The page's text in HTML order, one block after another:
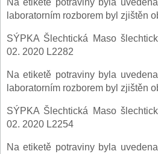
Na etiketě potraviny byla
laboratorním rozborem byl zjištěn
SÝPKA Šlechtická Maso
02. 2020 L2282
Na etiketě potraviny byla
laboratorním rozborem byl zjištěn
SÝPKA Šlechtická Maso
02. 2020 L2254
Na etiketě potraviny byla